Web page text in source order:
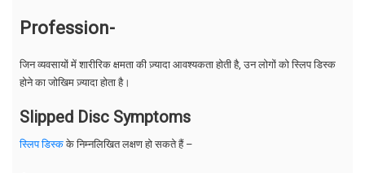
Profession-
जिन व्यवसायों में शारीरिक क्षमता की ज़्यादा आवश्यकता होती है, उन लोगों को स्लिप डिस्क
होने का जोखिम ज़्यादा होता है।
Slipped Disc Symptoms
स्लिप डिस्कके निम्नलिखित लक्षण हो सकते हैं –